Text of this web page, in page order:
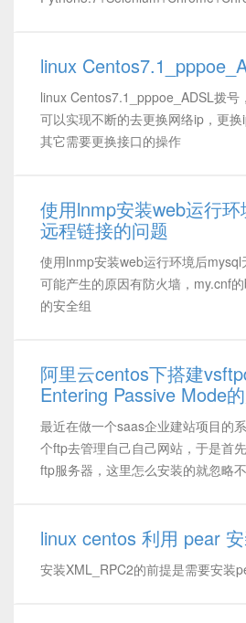
linux
linux Centos7.1_pppoe_ADSL拨号
可以实现不断的去更换网络ip，更
其它需要更换接口的操作
使用lnmp安装web运行
远程链接的问题
使用lnmp安装web运行环境后mysql
可能产生的原因有防火墙，my.cnf
的安全组
阿里云centos下搭建
Entering Passive Mode
最近在做一个saas企业建站项目的
个ftp去管理自己自己网站，于是首
ftp服务器，这里怎么安装的就忽略
linux centos 利用 pear
安装XML_RPC2的前提是需要安装